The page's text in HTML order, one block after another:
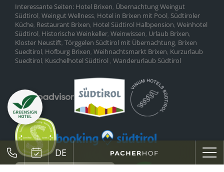
DE
Interessante Seiten: Hotel Brixen, Übernachtung Weingut
Südtirol, Weingut Wellness, Hotel in Brixen mit Pool, Südtiroler
Küche, Restaurant Brixen, Hotel Südtirol Halbpension, Weinhotel
Südtirol, Historische Weinkeller, Weinwissen, Urlaub Brixen,
Kloster Neustift, Törggelen Südtirol mit Übernachtung, Brixen
Suedtirol, Hofburg Brixen, Weihnachtsmarkt Brixen, Kurzurlaub
Suedtirol, Kuschelhotel Südtirol , Wanderurlaub Südtirol